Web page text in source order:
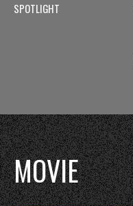
SPOTLIGHT
MOVIE